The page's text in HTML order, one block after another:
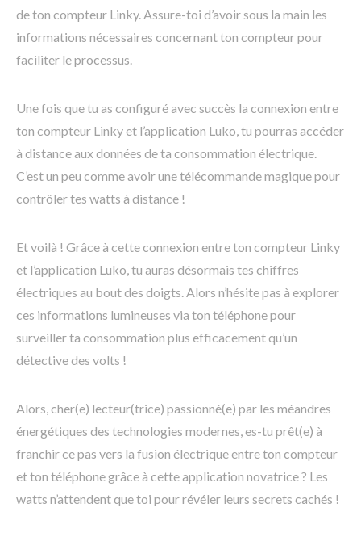
de ton compteur Linky. Assure-toi d’avoir sous la main les
informations nécessaires concernant ton compteur pour
faciliter le processus.
Une fois que tu as configuré avec succès la connexion entre
ton compteur Linky et l’application Luko, tu pourras accéder
à distance aux données de ta consommation électrique.
C’est un peu comme avoir une télécommande magique pour
contrôler tes watts à distance !
Et voilà ! Grâce à cette connexion entre ton compteur Linky
et l’application Luko, tu auras désormais tes chiffres
électriques au bout des doigts. Alors n’hésite pas à explorer
ces informations lumineuses via ton téléphone pour
surveiller ta consommation plus efficacement qu’un
détective des volts !
Alors, cher(e) lecteur(trice) passionné(e) par les méandres
énergétiques des technologies modernes, es-tu prêt(e) à
franchir ce pas vers la fusion électrique entre ton compteur
et ton téléphone grâce à cette application novatrice ? Les
watts n’attendent que toi pour révéler leurs secrets cachés !